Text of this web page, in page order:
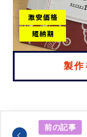
製作
前の記事